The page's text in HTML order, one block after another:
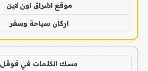
موقع اشراق اون لاين
اركان سياحة وسفر
مسك الكلمات في قوقل